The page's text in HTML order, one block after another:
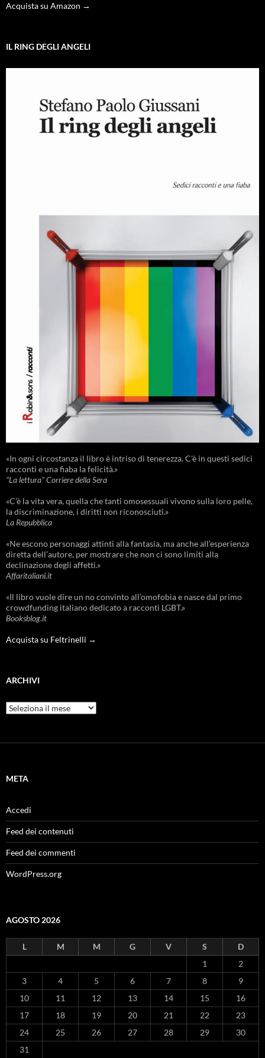
Acquista su Amazon →
IL RING DEGLI ANGELI
«In ogni circostanza il libro è intriso di tenerezza. C'è in questi sedici
racconti e una fiaba la felicità.»
"La lettura" Corriere della Sera
«C’è la vita vera, quella che tanti omosessuali vivono sulla loro pelle,
la discriminazione, i diritti non riconosciuti.»
La Repubblica
«Ne escono personaggi attinti alla fantasia, ma anche all’esperienza
diretta dell’autore, per mostrare che non ci sono limiti alla
declinazione degli affetti.»
Affaritaliani.it
«Il libro vuole dire un no convinto all’omofobia e nasce dal primo
crowdfunding italiano dedicato a racconti LGBT.»
Booksblog.it
Acquista su Feltrinelli →
ARCHIVI
Archivi
META
Accedi
Feed dei contenuti
Feed dei commenti
WordPress.org
AGOSTO 2026
L M M G V S
D
1
2
3
4 5 6 7 8
9
10
11 12 13 14 15
16
17
18 19 20 21 22
23
24
25 26 27 28 29
30
31